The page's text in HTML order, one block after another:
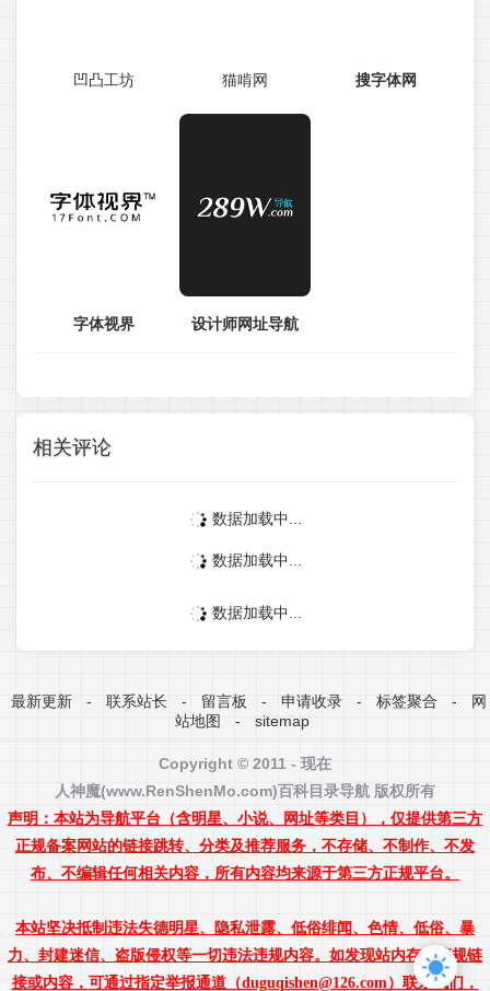
凹凸工坊 猫啃网 搜字体网
字体视界 设计师网址导航
相关评论
数据加载中...
数据加载中...
数据加载中...
最新更新 - 联系站长 - 留言板 - 申请收录 - 标签聚合 -
网
站地图
- sitemap
Copyright © 2011 - 现在
人神魔(www.RenShenMo.com)百科目录导航 版权所有
声明：本站为导航平台（含明星、小说、网址等类目），仅提供第三方
正规备案网站的链接跳转、分类及推荐服务，不存储、不制作、不发
布、不编辑任何相关内容，所有内容均来源于第三方正规平台。
本站坚决抵制违法失德明星、隐私泄露、低俗绯闻、色情、低俗、暴
力、封建迷信、盗版侵权等一切违法违规内容。如发现站内存在违规链
接或内容，可通过指定举报通道（duguqishen@126.com）联系我们，